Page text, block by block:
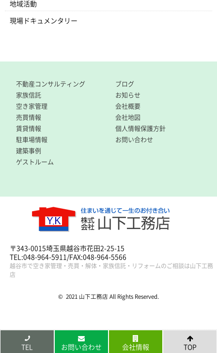
地域活動
現場ドキュメンタリー
不動産コンサルティング
家族信託
空き家管理
売買情報
賃貸情報
駐車場情報
建築事例
ゲストルーム
ブログ
お知らせ
会社概要
会社地図
個人情報保護方針
お問い合わせ
〒343-0015埼玉県越谷市花田2-25-15
TEL:048-964-5911/FAX:048-964-5566
越谷市で空き家管理・売買・解体・家族信託・リフォームのご相談は山下工務
店
© 2021 山下工務店 All Rights Reserved.
TEL お問い合わせ 会社情報 TOP